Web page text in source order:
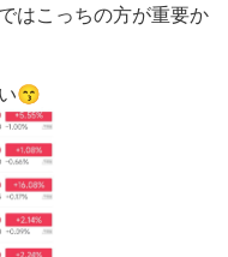
はこっちの方が重要か
😙